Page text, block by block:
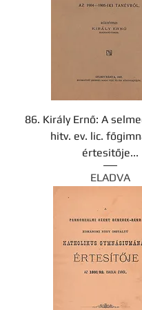
86. Király Ernő: A
hitv. ev. lic.
értesitője...
ELADVA